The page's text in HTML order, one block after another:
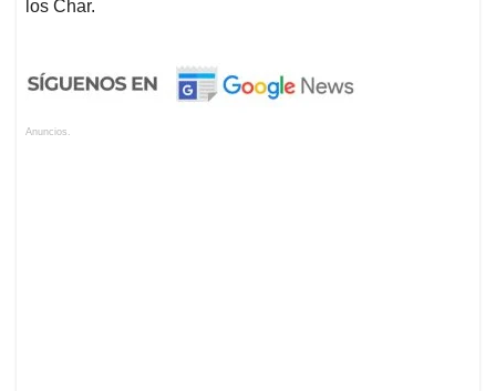
los Char.
Anuncios.